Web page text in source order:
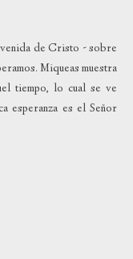
venida de Cristo - sobre
Miqueas muestra
tiempo, lo cual se ve
esperanza es el Señor